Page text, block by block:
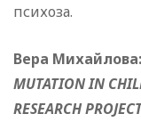
психоза.
Вера Михайлова:
MUTATION IN
RESEARCH